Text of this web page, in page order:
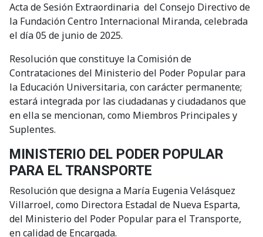
Acta de Sesión Extraordinaria del Consejo Directivo de
la Fundación Centro Internacional Miranda, celebrada
el día 05 de junio de 2025.
Resolución que constituye la Comisión de
Contrataciones del Ministerio del Poder Popular para
la Educación Universitaria, con carácter permanente;
estará integrada por las ciudadanas y ciudadanos que
en ella se mencionan, como Miembros Principales y
Suplentes.
MINISTERIO DEL PODER POPULAR
PARA EL TRANSPORTE
Resolución que designa a María Eugenia Velásquez
Villarroel, como Directora Estadal de Nueva Esparta,
del Ministerio del Poder Popular para el Transporte,
en calidad de Encargada.